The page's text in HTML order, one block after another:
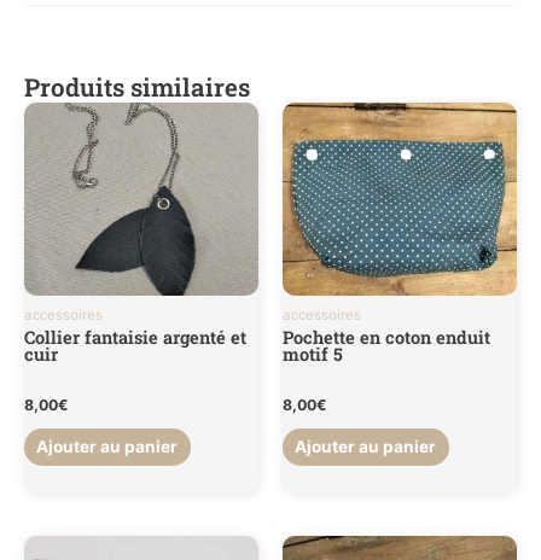
Produits similaires
accessoires
Collier fantaisie argenté et
cuir
8,00€
Ajouter au panier
accessoires
Pochette en coton enduit
motif 5
8,00€
Ajouter au panier